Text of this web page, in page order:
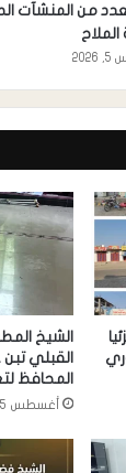
من المنشآت
الملاح
الشيخ
القبلي
المحافظ
أغسطس 5, 2026